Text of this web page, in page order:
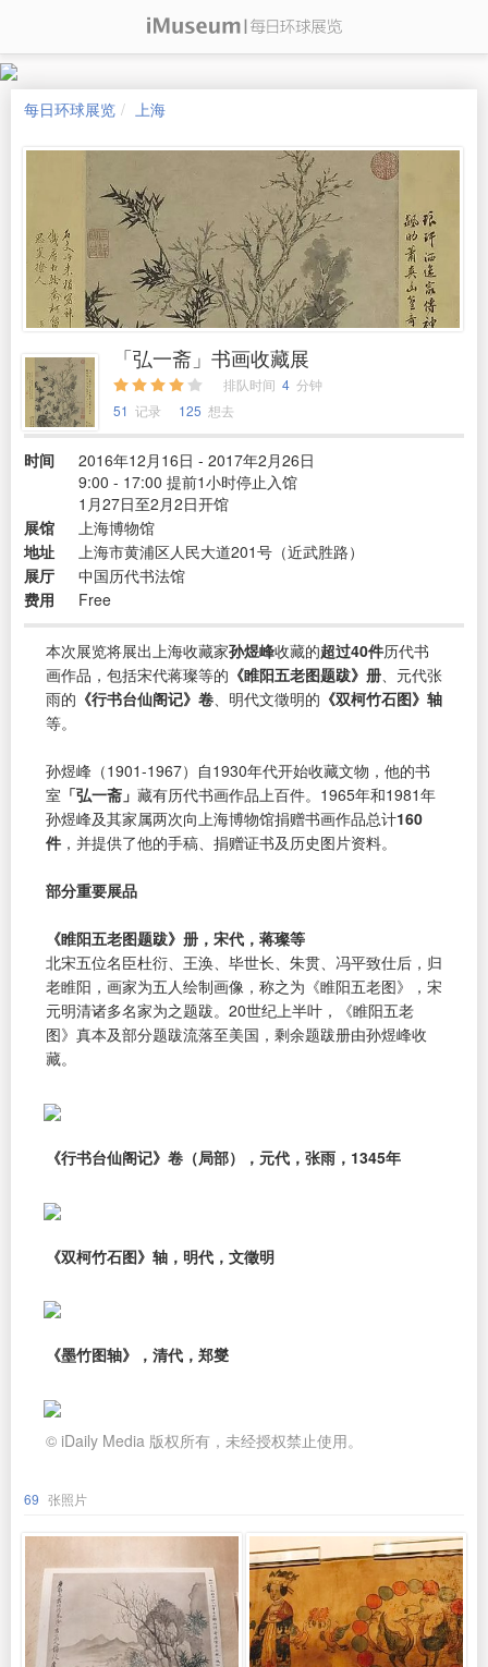
每日环球展览 上海
「弘一斋」书画收藏展
排队时间 4 分钟
51 记录 125 想去
时间
2016年12月16日 - 2017年2月26日
9:00 - 17:00 提前1小时停止入馆
1月27日至2月2日开馆
展馆
上海博物馆
地址
上海市黄浦区人民大道201号（近武胜路）
展厅
中国历代书法馆
费用
Free
本次展览将展出上海收藏家孙煜峰收藏的超过40件历代书
画作品，包括宋代蒋璨等的 《睢阳五老图题跋》册、元代张
雨的 《行书台仙阁记》卷、明代文徵明的 《双柯竹石图》轴
等。
孙煜峰（1901-1967）自1930年代开始收藏文物，他的书
室 「弘一斋」 藏有历代书画作品上百件。1965年和1981年
孙煜峰及其家属两次向上海博物馆捐赠书画作品总计160
件 ，并提供了他的手稿、捐赠证书及历史图片资料。
部分重要展品
《睢阳五老图题跋》册，宋代，蒋璨等
北宋五位名臣杜衍、王涣、毕世长、朱贯、冯平致仕后，归
老睢阳，画家为五人绘制画像，称之为《睢阳五老图》，宋
元明清诸多名家为之题跋。20世纪上半叶，《睢阳五老
图》真本及部分题跋流落至美国，剩余题跋册由孙煜峰收
藏。
《行书台仙阁记》卷（局部），元代，张雨，1345年
《双柯竹石图》轴，明代，文徵明
《墨竹图轴》，清代，郑燮
© iDaily Media 版权所有，未经授权禁止使用。
69 张照片